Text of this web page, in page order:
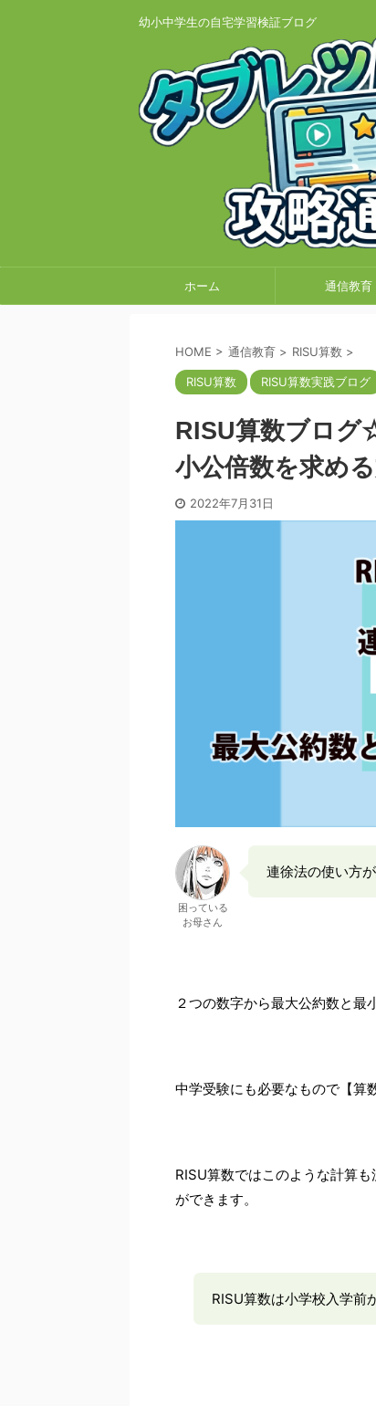
幼小中学生の自宅学習検証ブログ
ホーム 通信教育
HOME > 通信教育 > RISU算数 >
RISU算数 RISU算数実践ブログ
RISU算数ブログ
小公倍数を求め
2022年7月31日
困っている
お母さん
連徐法の使い方
２つの数字から最大公約数と最
中学受験にも必要なもので【算
RISU算数ではこのような計算
ができます。
RISU算数は小学校入学前